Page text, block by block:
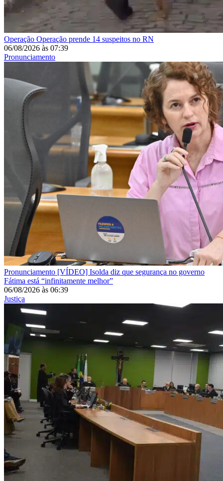
Operação Operação prende 14 suspeitos no RN
06/08/2026 às 07:39
Pronunciamento
Pronunciamento [VÍDEO] Isolda diz que segurança no governo
Fátima está “infinitamente melhor”
06/08/2026 às 06:39
Justiça